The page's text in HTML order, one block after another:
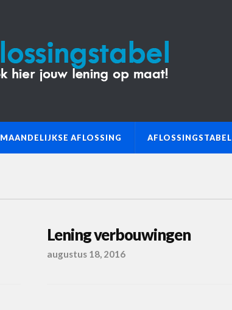
MAANDELIJKSE AFLOSSING AFLOSSINGSTABEL
Lening verbouwingen
augustus 18, 2016